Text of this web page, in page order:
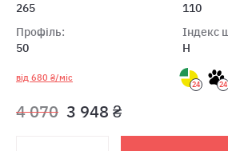
265
Профіль:
50
110
Індекс
H
від 680 ₴/міс
24 24
4 070 3 948 ₴